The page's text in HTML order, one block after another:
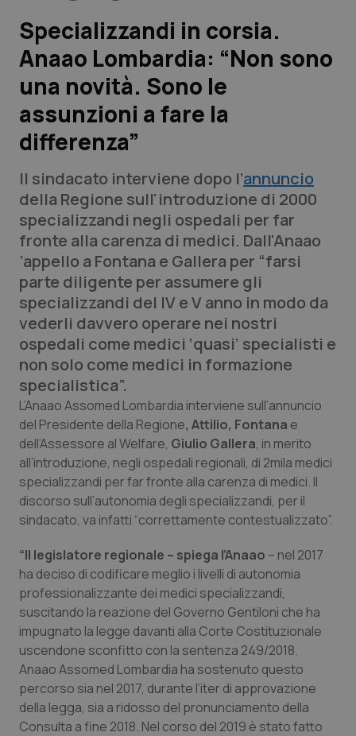
Lavoro e Professioni
Scienza e Farmaci
Studi e Analisi
Lettere al direttore
Edizioni Regionali
QS Pro
Professionisti Sanitari.AI
Abruzzo
Basilicata
Calabria
Campania
Emilia-Romagna
Friuli Venezia Giulia
Lazio
Liguria
Lombardia
Marche
Molise
QS Pro Gold
Artrite & artrosi
Asma & BPCO
Car-T
Colesterolo & coronaropatie
Dermatite Atopica
Diabete & glucometri
Disturbi dell’umore
Dolore
Donna & Salute
Epatiti
QS Club Newsletter
Specializzandi in corsia.
Anaao Lombardia: “Non sono
una novità. Sono le
assunzioni a fare la
differenza”
Il sindacato interviene dopo l’annuncio
della Regione sull'introduzione di 2000
specializzandi negli ospedali per far
fronte alla carenza di medici. Dall'Anaao
’appello a Fontana e Gallera per “farsi
parte diligente per assumere gli
specializzandi del IV e V anno in modo da
vederli davvero operare nei nostri
ospedali come medici ‘quasi’ specialisti e
non solo come medici in formazione
specialistica”.
L’Anaao Assomed Lombardia interviene sull’annuncio
del Presidente della Regione, Attilio, Fontana e
dell’Assessore al Welfare, Giulio Gallera, in merito
all’introduzione, negli ospedali regionali, di 2mila medici
specializzandi per far fronte alla carenza di medici. Il
discorso sull’autonomia degli specializzandi, per il
sindacato, va infatti “correttamente contestualizzato”.
“Il legislatore regionale – spiega l’Anaao – nel 2017
ha deciso di codificare meglio i livelli di autonomia
professionalizzante dei medici specializzandi,
suscitando la reazione del Governo Gentiloni che ha
impugnato la legge davanti alla Corte Costituzionale
uscendone sconfitto con la sentenza 249/2018.
Anaao Assomed Lombardia ha sostenuto questo
percorso sia nel 2017, durante l’iter di approvazione
della legga, sia a ridosso del pronunciamento della
Consulta a fine 2018. Nel corso del 2019 è stato fatto